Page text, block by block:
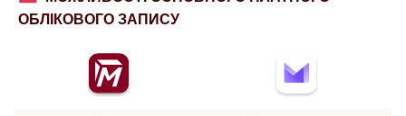
ОБЛІКОВОГО ЗАПИСУ